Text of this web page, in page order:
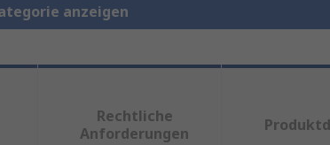
anzeigen
Rechtliche
Anforderungen